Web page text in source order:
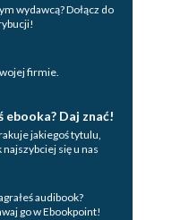
wydawcą? Dołącz do
firmie.
ebooka? Daj znać!
jakiegoś tytulu,
najszybciej się u nas
audibook?
go w Ebookpoint!